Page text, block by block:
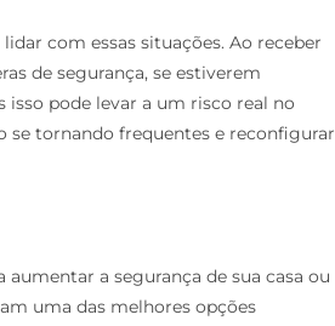
com essas situações. Ao receber
de segurança, se estiverem
isso pode levar a um risco real no
se tornando frequentes e reconfigurar
a segurança de sua casa ou
uma das melhores opções